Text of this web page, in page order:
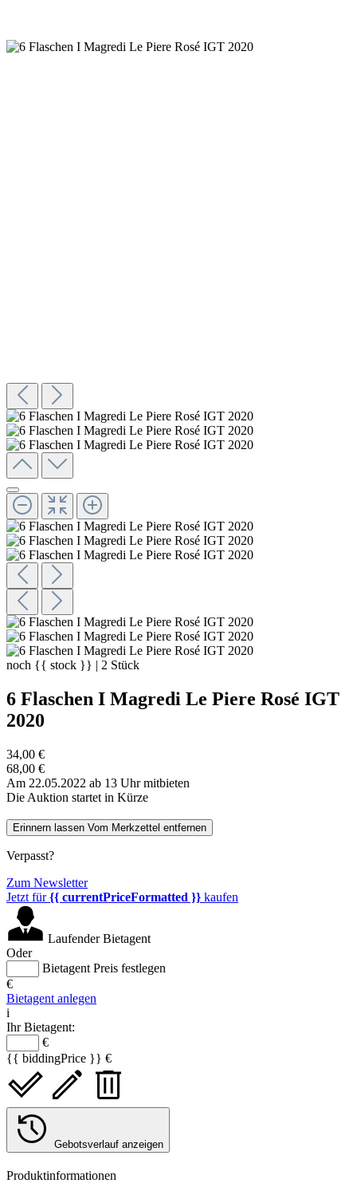
noch {{ stock }} | 2 Stück
6 Flaschen I Magredi Le Piere Rosé IGT
2020
34,00 €
68,00 €
Am 22.05.2022 ab 13 Uhr mitbieten
Die Auktion startet in Kürze
Erinnern lassen Vom Merkzettel entfernen
Verpasst?
Zum Newsletter
Jetzt für{{ currentPriceFormatted }} kaufen
Laufender Bietagent
Oder
Bietagent Preis festlegen
€
Bietagent anlegen
i
Ihr Bietagent:
€
{{ biddingPrice }} €
Gebotsverlauf anzeigen
Produktinformationen